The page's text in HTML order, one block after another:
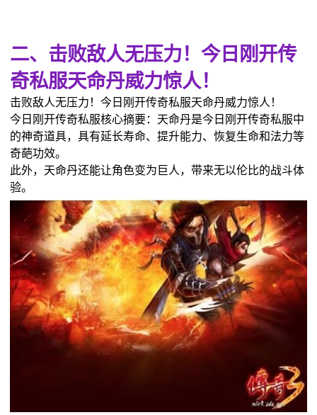
二、击败敌人无压力！今日刚开传
奇私服天命丹威力惊人！
击败敌人无压力！今日刚开传奇私服天命丹威力惊人！
今日刚开传奇私服核心摘要：天命丹是今日刚开传奇私服中
的神奇道具，具有延长寿命、提升能力、恢复生命和法力等
奇葩功效。
此外，天命丹还能让角色变为巨人，带来无以伦比的战斗体
验。